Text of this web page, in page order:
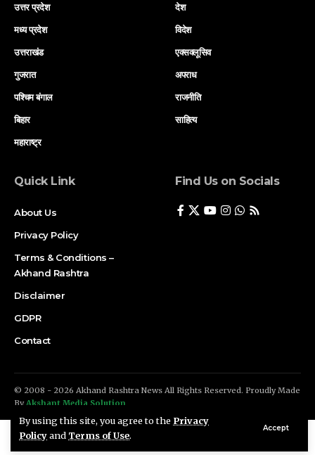
By using this site, you agree to the Privacy
Policyand Terms of Use.
Accept
उत्तर प्रदेश
मध्य प्रदेश
उत्तराखंड
गुजरात
पश्चिम बंगाल
बिहार
महाराष्ट्र
देश
विदेश
एक्सक्लूसिव
अपराध
राजनीति
साहित्य
Quick Link
About Us
Privacy Policy
Terms & Conditions –
Akhand Rashtra
Disclaimer
GDPR
Contact
Find Us on Socials
© 2008 - 2026 Akhand Rashtra News All Rights Reserved. Proudly Made
ByAkshant Media Solution